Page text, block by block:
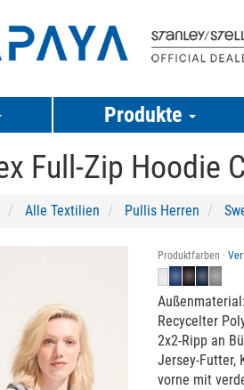
Produkte
Full-Zip Hoodie
Alle Textilien Pullis Herren
Produktfarben ·
Recycelter
2x2-Ripp an
Jersey-Futter,
vorne mit